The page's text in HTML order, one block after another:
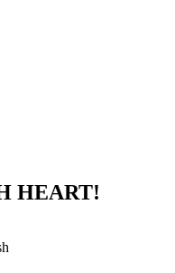
HEART!